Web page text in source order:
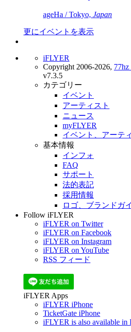
ageHa / Tokyo, Japan
更にイベントを表示
iFLYER
Copyright 2006-2026,
v7.3.5
カテゴリー
イベント
アーティスト
ニュース
myFLYER
イベント、アーテ
基本情報
インフォ
FAQ
サポート
法的表記
採用情報
ロゴ、ブランドガ
Follow iFLYER
iFLYER on Twitter
iFLYER on Facebook
iFLYER on Instagram
iFLYER on YouTube
RSS フィード
iFLYER Apps
iFLYER iPhone
TicketGate iPhone
iFLYER is also available